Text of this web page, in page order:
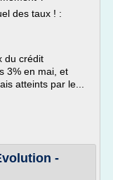
des taux ! :
du crédit
3% en mai, et
atteints par le...
-